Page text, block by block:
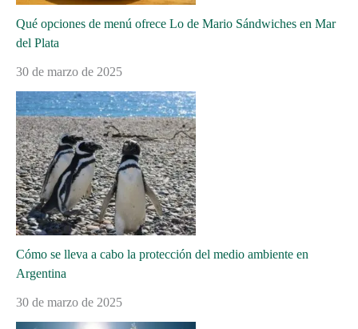
Qué opciones de menú ofrece Lo de Mario Sándwiches en Mar
del Plata
30 de marzo de 2025
Cómo se lleva a cabo la protección del medio ambiente en
Argentina
30 de marzo de 2025